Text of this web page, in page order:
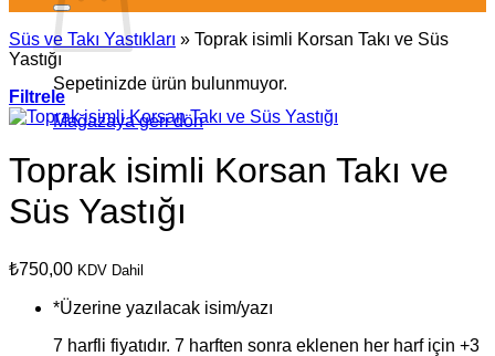
Sepetinizde ürün bulunmuyor.
Mağazaya geri dön
Süs ve Takı Yastıkları » Toprak isimli Korsan Takı ve Süs
Yastığı
Filtrele
Toprak isimli Korsan Takı ve
Süs Yastığı
₺750,00 KDV Dahil
*Üzerine yazılacak isim/yazı
7 harfli fiyatıdır. 7 harften sonra eklenen her harf için +3